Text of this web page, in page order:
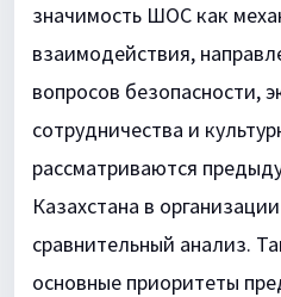
значимость ШОС как
взаимодействия,
вопросов безопасности,
сотрудничества и
рассматриваются
Казахстана в
сравнительный анализ.
основные приоритеты